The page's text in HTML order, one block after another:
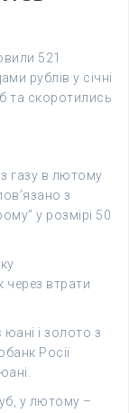
521
рублів у січні
та скоротились
газу в лютому
з
у розмірі 50
через втрати
і золото з
Росії
у лютому –